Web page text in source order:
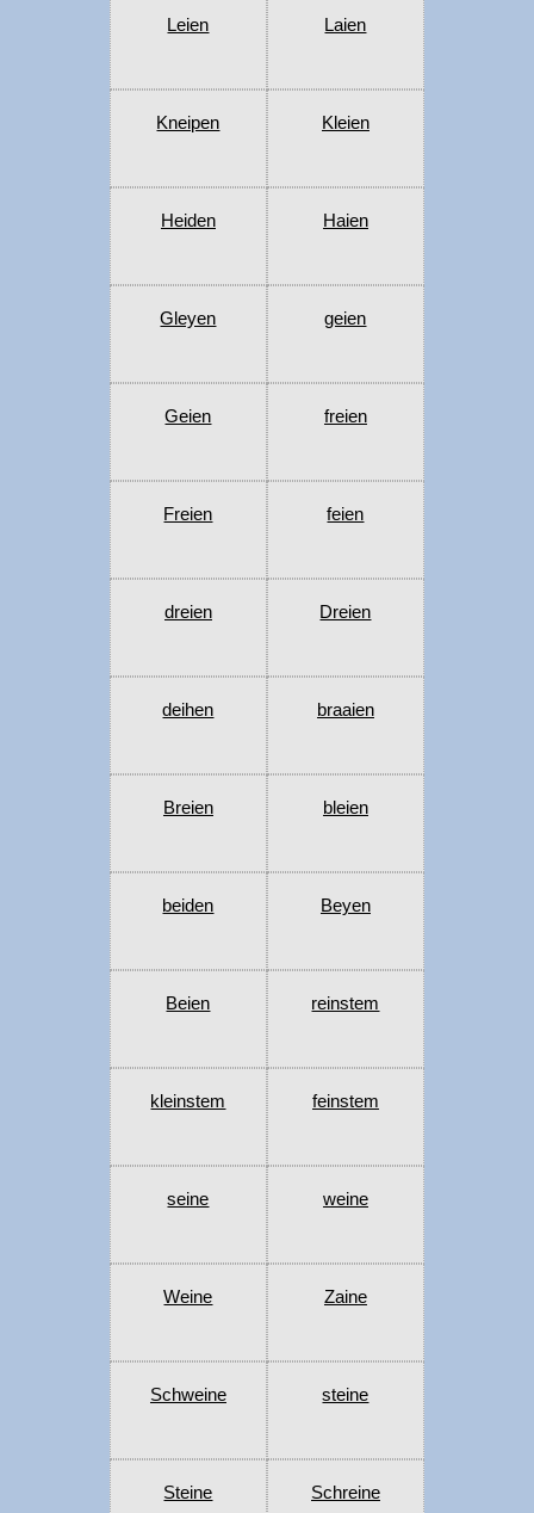
Leien Laien
Kneipen Kleien
Heiden Haien
Gleyen geien
Geien freien
Freien feien
dreien Dreien
deihen braaien
Breien bleien
beiden Beyen
Beien reinstem
kleinstem feinstem
seine weine
Weine Zaine
Schweine steine
Steine Schreine